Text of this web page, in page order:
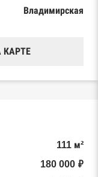
Владимирская
КАРТЕ
111 м²
180 000 ₽